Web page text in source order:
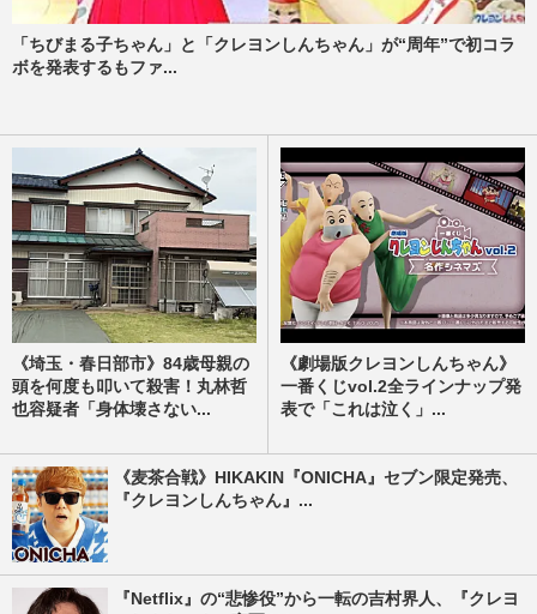
「ちびまる子ちゃん」と「クレヨンしんちゃん」が“周年”で初コラ
ボを発表するもファ...
《埼玉・春日部市》84歳母親の
頭を何度も叩いて殺害！丸林哲
也容疑者「身体壊さない...
《劇場版クレヨンしんちゃん》
一番くじvol.2全ラインナップ発
表で「これは泣く」...
《麦茶合戦》HIKAKIN『ONICHA』セブン限定発売、
『クレヨンしんちゃん』...
『Netflix』の“悲惨役”から一転の吉村界人、『クレヨ